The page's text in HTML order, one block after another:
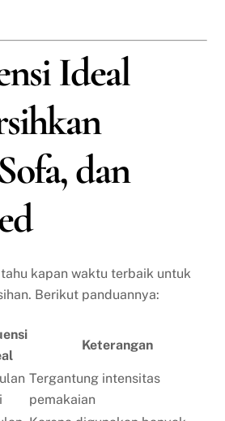
Ideal
dan
kapan waktu terbaik untuk
Berikut panduannya:
Keterangan
Tergantung intensitas
pemakaian